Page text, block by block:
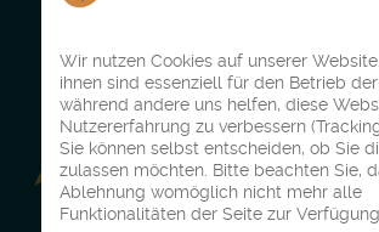
Wir nutzen Cookies auf unserer
ihnen sind essenziell für den Betrieb der
während andere uns helfen, diese
Nutzererfahrung zu verbessern
Sie können selbst entscheiden, ob Sie
zulassen möchten. Bitte beachten Sie,
Ablehnung womöglich nicht mehr alle
Funktionalitäten der Seite zur